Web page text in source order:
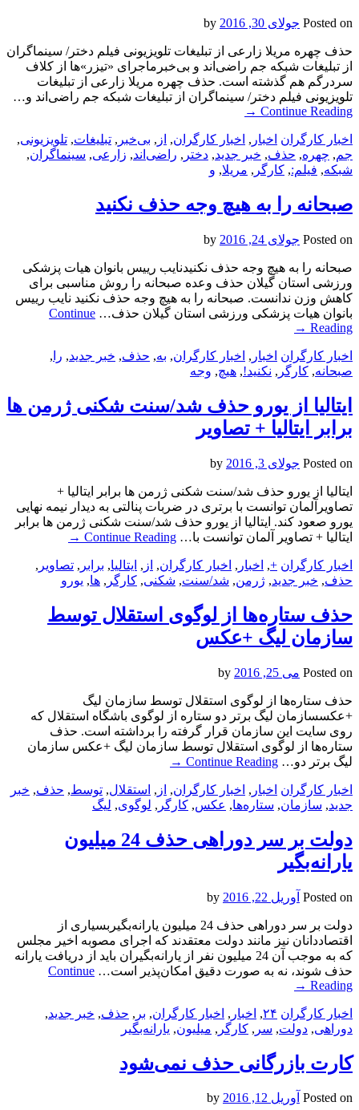
Posted on جولای 30, 2016
حذف چهره مریلا زارعی از تبلیغات تلویزیونی فیلم دختر/ سینماگران
از تبلیغات شبکه جم راضی‌اند و بی‌خبرماجرای «تیزر»ها از کلاف
سردرگم هم گذشته است. حذف چهره مریلا زارعی از تبلیغات
تلویزیونی فیلم دختر/ سینماگران از تبلیغات شبکه جم راضی‌اند و…
Continue Reading
→
اخبار کارگران اخبار , اخبار کارگران, از , بی‌خبر , تبلیغات, تلویزیونی,
جم, چهره, حذف, خبر جدید, دختر , راضی‌اند, زارعی, سینماگران,
شبکه, فیلم:, کارگر , مریلا, و
صبحانه را به هیچ وجه حذف نکنید
Posted on جولای 24, 2016
صبحانه را به هیچ وجه حذف نکنیدنایب رییس بانوان هیات پزشکی
ورزشی استان گیلان حذف وعده صبحانه را روش مناسبی برای
کاهش وزن ندانست. صبحانه را به هیچ وجه حذف نکنید نایب رییس
بانوان هیات پزشکی ورزشی استان گیلان حذف… Continue
Reading
→
اخبار کارگران اخبار , اخبار کارگران, به, حذف, خبر جدید, را ,
صبحانه, کارگر , نکنید!, هیچ, وجه
ایتالیا از یورو حذف شد/سنت شکنی ژرمن ها
برابر ایتالیا + تصاویر
Posted on جولای 3, 2016
ایتالیا از یورو حذف شد/سنت شکنی ژرمن ها برابر ایتالیا +
تصاویرآلمان توانست با برتری در ضربات پنالتی به دیدار نیمه نهایی
یورو صعود کند. ایتالیا از یورو حذف شد/سنت شکنی ژرمن ها برابر
ایتالیا + تصاویر آلمان توانست با… Continue Reading
→
اخبار کارگران +
, اخبار , اخبار کارگران, از , ایتالیا, برابر , تصاویر ,
حذف, خبر جدید, ژرمن, شد/سنت, شکنی, کارگر , ها, یورو
حذف ستاره‌ها از لوگوی استقلال توسط
سازمان لیگ +عکس
Posted on می 25, 2016
حذف ستاره‌ها از لوگوی استقلال توسط سازمان لیگ
+عکسسازمان لیگ برتر دو ستاره از لوگوی باشگاه استقلال که
روی سایت این سازمان قرار گرفته را برداشته است. حذف
ستاره‌ها از لوگوی استقلال توسط سازمان لیگ +عکس سازمان
لیگ برتر دو… Continue Reading
→
اخبار کارگران اخبار , اخبار کارگران, از , استقلال, توسط, حذف, خبر
جدید, سازمان, ستاره‌ها, عکس, کارگر , لوگوی, لیگ
دولت بر سر دوراهی حذف 24 میلیون
یارانه‌بگیر
Posted on آوریل 22, 2016
دولت بر سر دوراهی حذف 24 میلیون یارانه‌بگیربسیاری از
اقتصاددانان نیز مانند دولت معتقدند که اجرای مصوبه اخیر مجلس
که به موجب آن 24 میلیون نفر از یارانه‌بگیران باید از دریافت یارانه
حذف شوند، نه به صورت دقیق امکان‌پذیر است… Continue
Reading
→
اخبار کارگران ۲۴, اخبار , اخبار کارگران, بر , حذف, خبر جدید,
دوراهی, دولت, سر , کارگر , میلیون, یارانه‌بگیر
کارت بازرگانی حذف نمی‌شود
Posted on آوریل 12, 2016